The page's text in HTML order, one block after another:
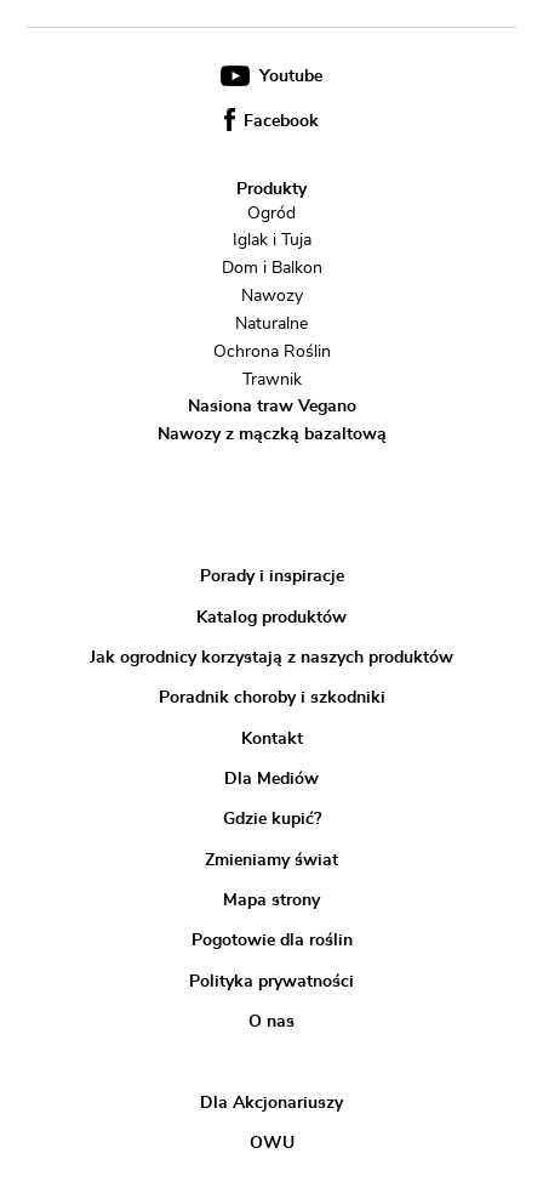
Youtube
Facebook
Produkty
Ogród
Iglak i Tuja
Dom i Balkon
Nawozy
Naturalne
Ochrona Roślin
Trawnik
Nasiona traw Vegano
Nawozy z mączką bazaltową
Porady i inspiracje
Katalog produktów
Jak ogrodnicy korzystają z naszych produktów
Poradnik choroby i szkodniki
Kontakt
Dla Mediów
Gdzie kupić?
Zmieniamy świat
Mapa strony
Pogotowie dla roślin
Polityka prywatności
O nas
Dla Akcjonariuszy
OWU